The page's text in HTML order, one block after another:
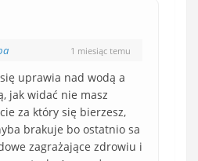
1 miesiąc temu
uprawia nad wodą a
jak widać nie masz
za który się bierzesz,
brakuje bo ostatnio sa
zagrażające zdrowiu i